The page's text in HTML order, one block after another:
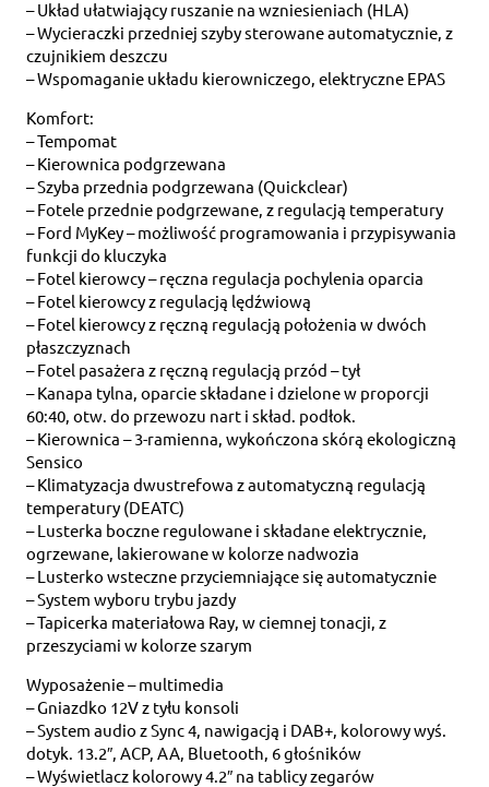
– Układ ułatwiający ruszanie na wzniesieniach (HLA)
– Wycieraczki przedniej szyby sterowane automatycznie, z
czujnikiem deszczu
– Wspomaganie układu kierowniczego, elektryczne EPAS
Komfort:
– Tempomat
– Kierownica podgrzewana
– Szyba przednia podgrzewana (Quickclear)
– Fotele przednie podgrzewane, z regulacją temperatury
– Ford MyKey – możliwość programowania i przypisywania
funkcji do kluczyka
– Fotel kierowcy – ręczna regulacja pochylenia oparcia
– Fotel kierowcy z regulacją lędźwiową
– Fotel kierowcy z ręczną regulacją położenia w dwóch
płaszczyznach
– Fotel pasażera z ręczną regulacją przód – tył
– Kanapa tylna, oparcie składane i dzielone w proporcji
60:40, otw. do przewozu nart i skład. podłok.
– Kierownica – 3-ramienna, wykończona skórą ekologiczną
Sensico
– Klimatyzacja dwustrefowa z automatyczną regulacją
temperatury (DEATC)
– Lusterka boczne regulowane i składane elektrycznie,
ogrzewane, lakierowane w kolorze nadwozia
– Lusterko wsteczne przyciemniające się automatycznie
– System wyboru trybu jazdy
– Tapicerka materiałowa Ray, w ciemnej tonacji, z
przeszyciami w kolorze szarym
Wyposażenie – multimedia
– Gniazdko 12V z tyłu konsoli
– System audio z Sync 4, nawigacją i DAB+, kolorowy wyś.
dotyk. 13.2″, ACP, AA, Bluetooth, 6 głośników
– Wyświetlacz kolorowy 4.2″ na tablicy zegarów